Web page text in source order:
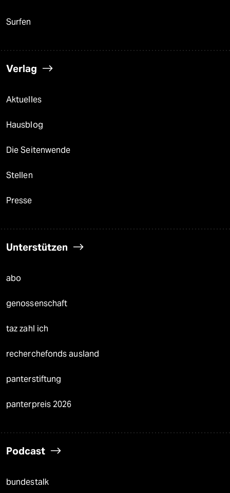
Surfen
Verlag
Aktuelles
Hausblog
Die Seitenwende
Stellen
Presse
Unterstützen
abo
genossenschaft
taz zahl ich
recherchefonds ausland
panterstiftung
panterpreis 2026
Podcast
bundestalk